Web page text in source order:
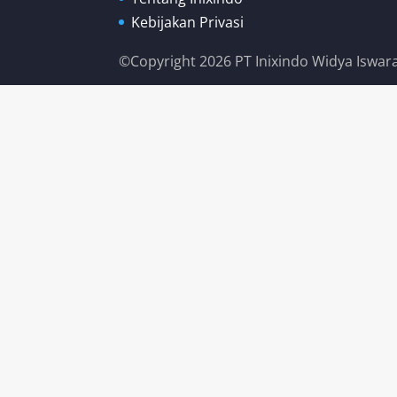
Kebijakan Privasi
©Copyright 2026 PT Inixindo Widya